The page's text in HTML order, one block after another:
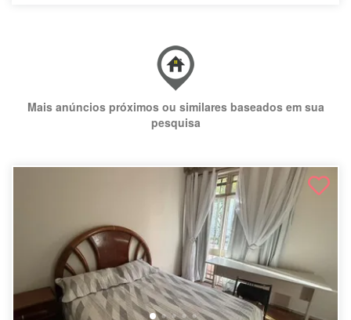
Mais anúncios próximos ou similares baseados em sua
pesquisa